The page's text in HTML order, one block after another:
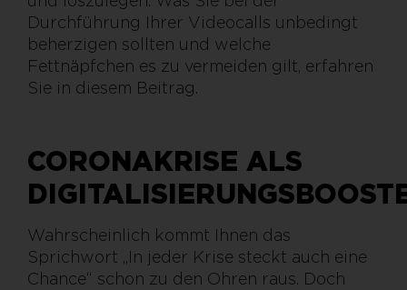
Durchführung Ihrer Videocalls unbedingt
beherzigen sollten und welche
Fettnäpfchen es zu vermeiden gilt, erfahren
Sie in diesem Beitrag.
CORONAKRISE ALS
Wahrscheinlich kommt Ihnen das
Sprichwort „In jeder Krise steckt auch eine
Chance“ schon zu den Ohren raus. Doch